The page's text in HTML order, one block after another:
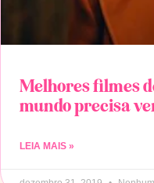
Melhores filmes
mundo precisa
LEIA MAIS »